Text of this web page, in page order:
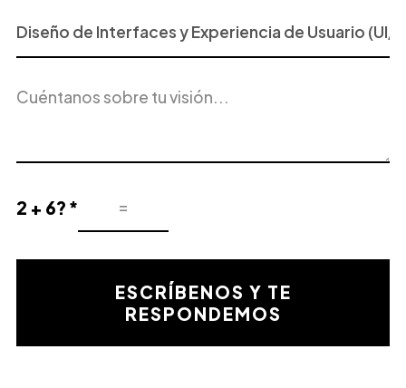
o
Servicio
Interés
del
2 + 6? *
Resultado
la
ESCRÍBENOS Y TE
RESPONDEMOS